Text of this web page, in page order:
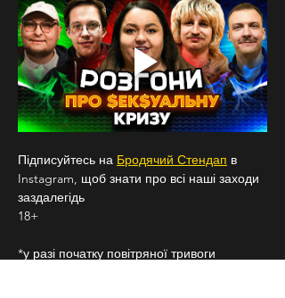
Підписуйтесь на Бродячий Стендап в
Instagram, щоб знати про всі наші заходи
заздалегідь
18+
*у разі початку повітряної тривоги